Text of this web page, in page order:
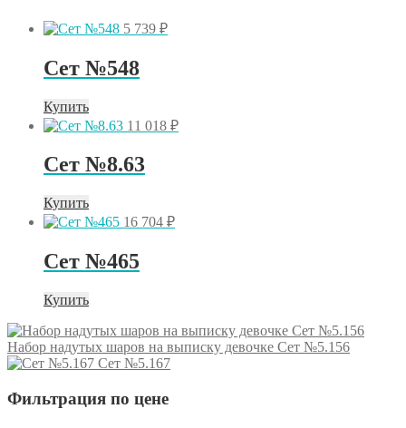
5 739 ₽
Сет №548
Купить
11 018 ₽
Сет №8.63
Купить
16 704 ₽
Сет №465
Купить
Набор надутых шаров на выписку девочке Сет №5.156
Сет №5.167
Фильтрация по цене